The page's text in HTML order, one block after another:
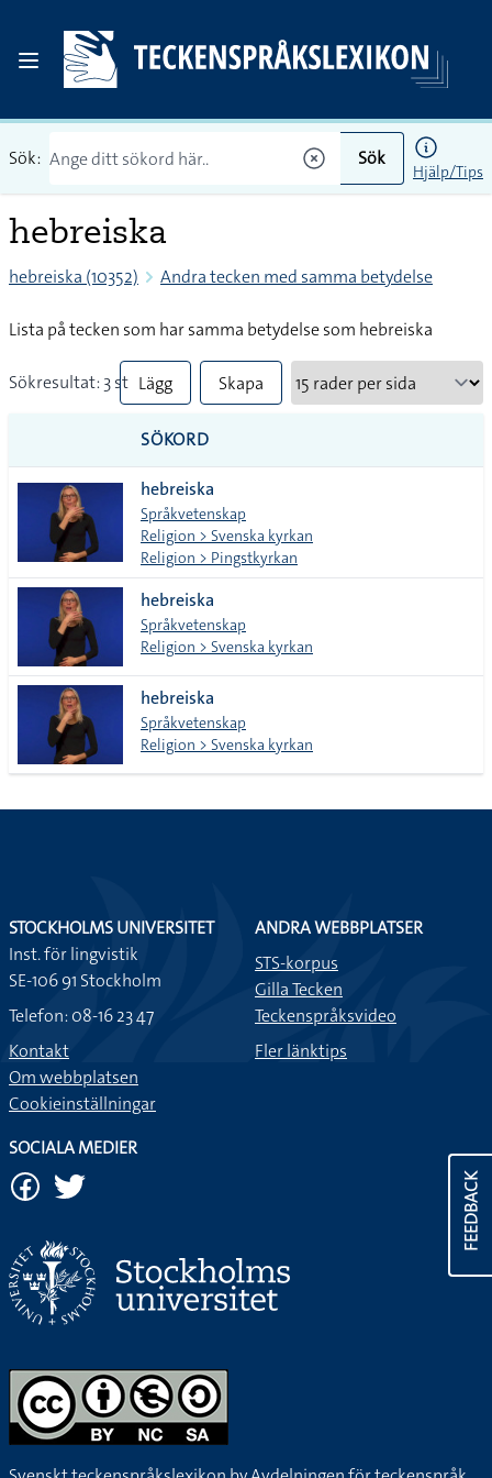
Sök: Sök
Hjälp/Tips
hebreiska
hebreiska (10352) Andra tecken med samma betydelse
Lista på tecken som har samma betydelse som hebreiska
Sökresultat: 3 st Lägg
till
alla i
lista
Skapa
SÖKORD
hebreiska
Språkvetenskap
Religion > Svenska kyrkan
Religion > Pingstkyrkan
hebreiska
Språkvetenskap
Religion > Svenska kyrkan
hebreiska
Språkvetenskap
Religion > Svenska kyrkan
FEEDBACK
STOCKHOLMS UNIVERSITET
Inst. för lingvistik
SE-106 91 Stockholm
Telefon: 08-16 23 47
Kontakt
Om webbplatsen
Cookieinställningar
ANDRA WEBBPLATSER
STS-korpus
Gilla Tecken
Teckenspråksvideo
Fler länktips
SOCIALA MEDIER